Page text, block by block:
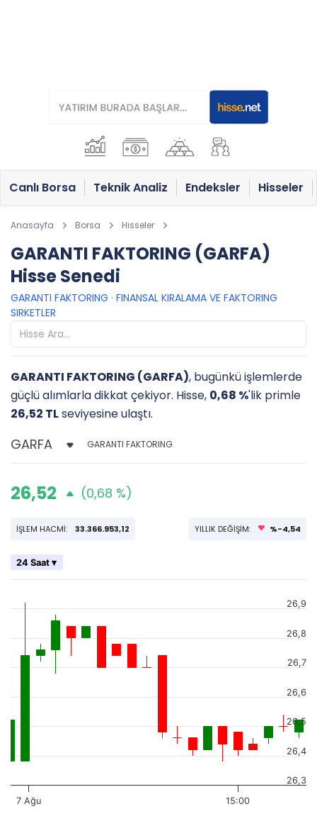
Canlı Borsa Teknik Analiz Endeksler Hisseler
Anasayfa Borsa Hisseler
GARANTI FAKTORING (GARFA)
Hisse Senedi
GARANTI FAKTORING · FINANSAL KIRALAMA VE FAKTORING
SIRKETLER
GARANTI FAKTORING (GARFA), bugünkü işlemlerde
güçlü alımlarla dikkat çekiyor. Hisse, 0,68 %'lik primle
26,52 TLseviyesine ulaştı.
GARANTI FAKTORING
26,52 (0,68 %)
İŞLEM HACMİ: 33.366.953,12 YILLIK DEĞİŞİM: %-4,54
24 Saat ▾
7 Ağu 15:00
26,3
26,4
26,5
26,6
26,7
26,8
26,9